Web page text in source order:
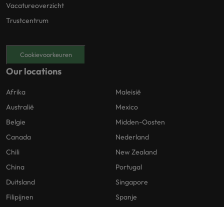
Vacatureoverzicht
Trustcentrum
Cookievoorkeuren
Our locations
Afrika
Australië
Belgie
Canada
Chili
China
Duitsland
Filipijnen
Maleisië
Mexico
Midden-Oosten
Nederland
New Zealand
Portugal
Singapore
Spanje